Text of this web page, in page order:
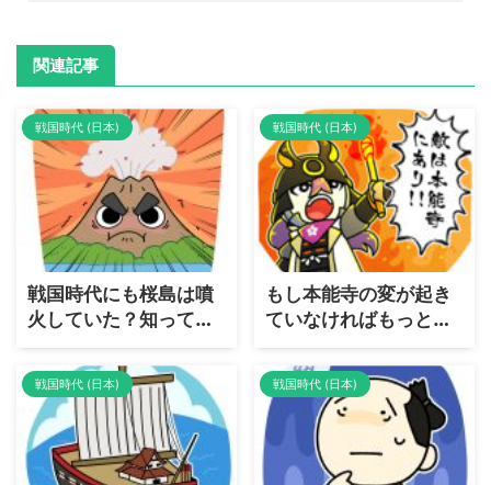
関連記事
戦国時代 (日本)
戦国時代にも桜島は噴
火していた？知ってい
るようで知らない桜島
について解説
戦国時代 (日本)
もし本能寺の変が起き
ていなければもっと大
きな「本能寺の変」が
起きていた？日本史ど
ころか世界史レベルの
if展開を考える
戦国時代 (日本) 戦国時代 (日本)